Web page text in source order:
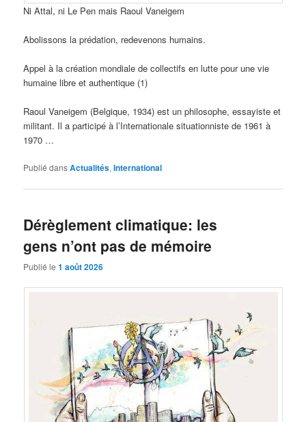
Ni Attal, ni Le Pen mais Raoul Vaneigem
Abolissons la prédation, redevenons humains.
Appel à la création mondiale de collectifs en lutte pour une vie
humaine libre et authentique (1)
Raoul Vaneigem (Belgique, 1934) est un philosophe, essayiste et
militant. Il a participé à l’Internationale situationniste de 1961 à
1970 …
Publié dansActualités,International
Dérèglement climatique: les
gens n’ont pas de mémoire
Publié le1 août 2026